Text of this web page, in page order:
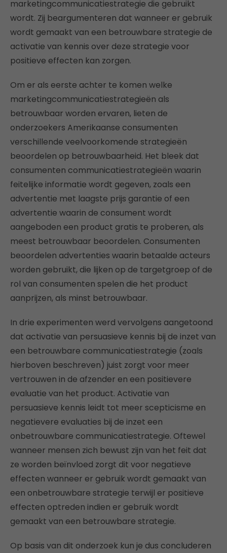
marketingcommunicatiestrategie die gebruikt
wordt. Zij beargumenteren dat wanneer er gebruik
wordt gemaakt van een betrouwbare strategie de
activatie van kennis over deze strategie voor
positieve effecten kan zorgen.
Om er als eerste achter te komen welke
marketingcommunicatiestrategieën als
betrouwbaar worden ervaren, lieten de
onderzoekers Amerikaanse consumenten
verschillende veelvoorkomende strategieën
beoordelen op betrouwbaarheid. Het bleek dat
consumenten communicatiestrategieën waarin
feitelijke informatie wordt gegeven, zoals een
advertentie met laagste prijs garantie of een
advertentie waarin de consument wordt
aangeboden een product gratis te proberen, als
meest betrouwbaar beoordelen. Consumenten
beoordelen advertenties waarin betaalde acteurs
worden gebruikt, die lijken op de targetgroep of de
rol van consumenten spelen die het product
aanprijzen, als minst betrouwbaar.
In drie experimenten werd vervolgens aangetoond
dat activatie van persuasieve kennis bij de inzet van
een betrouwbare communicatiestrategie (zoals
hierboven beschreven) juist zorgt voor meer
vertrouwen in de afzender en een positievere
evaluatie van het product. Activatie van
persuasieve kennis leidt tot meer scepticisme en
negatievere evaluaties bij de inzet een
onbetrouwbare communicatiestrategie. Oftewel
wanneer mensen zich bewust zijn van het feit dat
ze worden beïnvloed zorgt dit voor negatieve
effecten wanneer er gebruik wordt gemaakt van
een onbetrouwbare strategie terwijl er positieve
effecten optreden indien er gebruik wordt
gemaakt van een betrouwbare strategie.
Op basis van dit onderzoek kun je dus concluderen